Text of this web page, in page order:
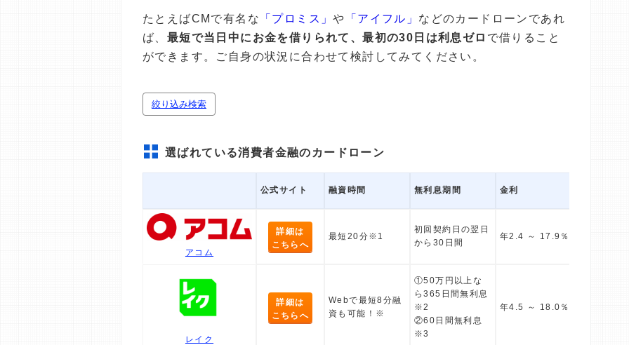
たとえばCMで有名な 「プロミス」や 「アイフル」 などのカードローンであれ
ば、 最短で当日中にお金を借りられて、最初の30日は利息ゼロ で借りること
ができます。ご自身の状況に合わせて検討してみてください。
絞り込み検索
選ばれている消費者金融のカードローン
公式サイト 融資時間 無利息期間 金利
アコム
詳細は
こちらへ
最短20分※1
初回契約日の翌日
から30日間
年2.4 ～ 17.9％
レイク
詳細は
こちらへ
Webで最短8分融
資も可能！※
①50万円以上な
ら365日間無利息
※2
②60日間無利息
※3
年4.5 ～ 18.0％